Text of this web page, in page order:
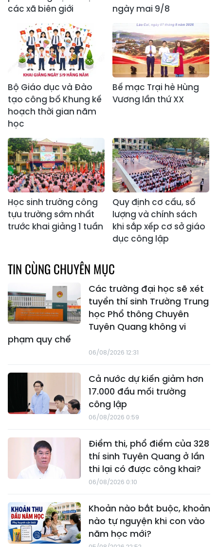
các xã biên giới
ngày mai 9/8
Bộ Giáo dục và Đào
tạo công bố Khung kế
hoạch thời gian năm
học
Bế mạc Trại hè Hùng
Vương lần thứ XX
Học sinh trường công
tựu trường sớm nhất
trước khai giảng 1 tuần
Quy định cơ cấu, số
lượng và chính sách
khi sắp xếp cơ sở giáo
dục công lập
TIN CÙNG CHUYÊN MỤC
Các trường đại học sẽ xét
tuyển thí sinh Trường Trung
học Phổ thông Chuyên
Tuyên Quang không vi
phạm quy chế
06/08/2026 12:31
Cả nước dự kiến giảm hơn
17.000 đầu mối trường
công lập
06/08/2026 0:59
Điểm thi, phổ điểm của 328
thí sinh Tuyên Quang ở lần
thi lại có được công khai?
06/08/2026 0:10
Khoản nào bắt buộc, khoản
nào tự nguyện khi con vào
năm học mới?